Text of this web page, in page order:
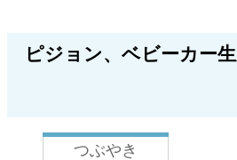
ピジョン、ベビーカー
つぶやき